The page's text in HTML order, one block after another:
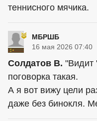
теннисного мячика.
МБРШБ
16 мая 2026 07:40
Солдатов В. "Видит
поговорка такая.
А я вот вижу цели
даже без бинокля.